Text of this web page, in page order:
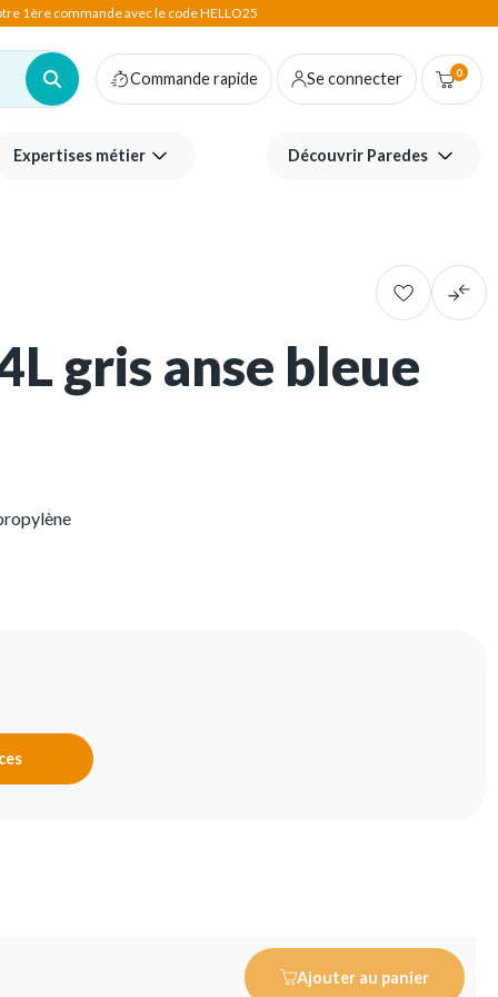
1ère commande avec le code HELLO25
Commande rapide Se connecter 0
Expertises métier Découvrir Paredes
gris anse bleue
Ajouter au panier